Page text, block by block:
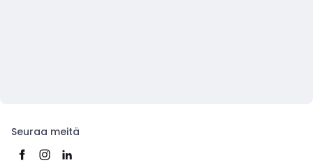
Seuraa meitä